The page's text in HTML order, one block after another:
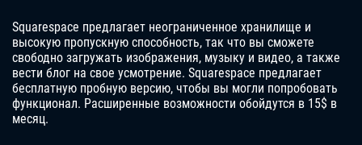
Squarespace предлагает неограниченное хранилище и
высокую пропускную способность, так что вы сможете
свободно загружать изображения, музыку и видео, а также
вести блог на свое усмотрение. Squarespace предлагает
бесплатную пробную версию, чтобы вы могли попробовать
функционал. Расширенные возможности обойдутся в 15$ в
месяц.